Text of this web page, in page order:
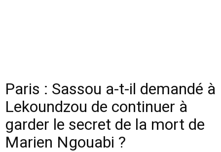
Paris : Sassou a-t-il demandé à
Lekoundzou de continuer à
garder le secret de la mort de
Marien Ngouabi ?